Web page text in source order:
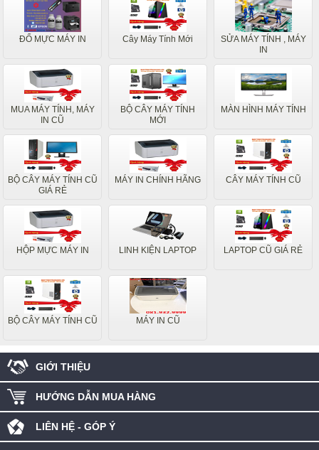
ĐỔ MỰC MÁY IN Cây Máy Tính Mới
SỬA MÁY TÍNH , MÁY
IN
MUA MÁY TÍNH, MÁY
IN CŨ
BỘ CÂY MÁY TÍNH
MỚI
MÀN HÌNH MÁY TÍNH
BỘ CÂY MÁY TÍNH CŨ
GIÁ RẺ
MÁY IN CHÍNH HÃNG CÂY MÁY TÍNH CŨ
HỘP MỰC MÁY IN LINH KIỆN LAPTOP LAPTOP CŨ GIÁ RẺ
BỘ CÂY MÁY TÍNH CŨ MÁY IN CŨ
GIỚI THIỆU
HƯỚNG DẪN MUA HÀNG
LIÊN HỆ - GÓP Ý